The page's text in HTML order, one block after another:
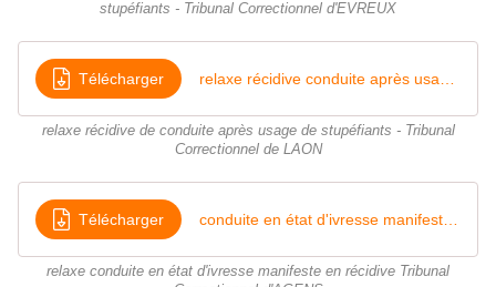
stupéfiants - Tribunal Correctionnel d'EVREUX
Télécharger
relaxe récidive de conduite après usage de stupéfiants - Tribunal
Correctionnel de LAON
Télécharger
relaxe conduite en état d'ivresse manifeste en récidive Tribunal